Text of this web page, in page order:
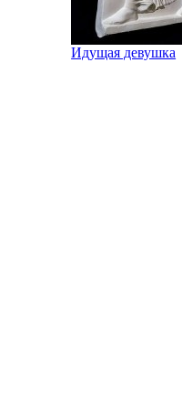
Идущая девушка